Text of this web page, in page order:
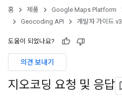
홈 제품 Google Maps Platform
Geocoding API
개발자 가이드 v3
도움이 되었나요?
의견 보내기
지오코딩 요청 및 응답